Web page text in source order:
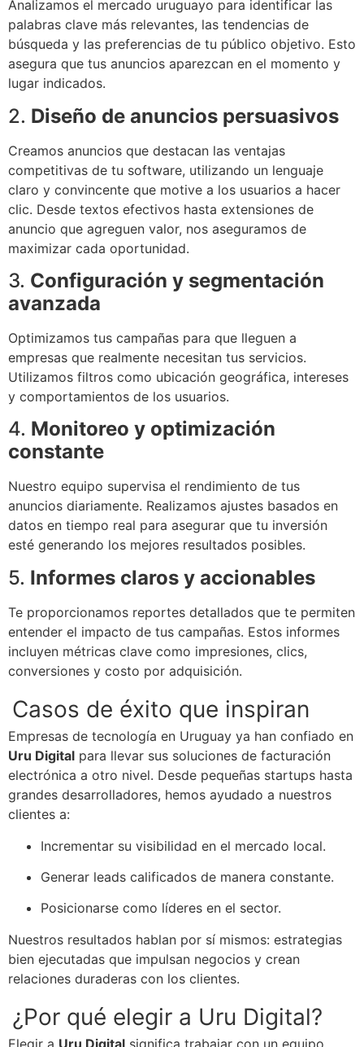
Analizamos el mercado uruguayo para identificar las
palabras clave más relevantes, las tendencias de
búsqueda y las preferencias de tu público objetivo. Esto
asegura que tus anuncios aparezcan en el momento y
lugar indicados.
2. Diseño de anuncios persuasivos
Creamos anuncios que destacan las ventajas
competitivas de tu software, utilizando un lenguaje
claro y convincente que motive a los usuarios a hacer
clic. Desde textos efectivos hasta extensiones de
anuncio que agreguen valor, nos aseguramos de
maximizar cada oportunidad.
3. Configuración y segmentación
avanzada
Optimizamos tus campañas para que lleguen a
empresas que realmente necesitan tus servicios.
Utilizamos filtros como ubicación geográfica, intereses
y comportamientos de los usuarios.
4. Monitoreo y optimización
constante
Nuestro equipo supervisa el rendimiento de tus
anuncios diariamente. Realizamos ajustes basados en
datos en tiempo real para asegurar que tu inversión
esté generando los mejores resultados posibles.
5. Informes claros y accionables
Te proporcionamos reportes detallados que te permiten
entender el impacto de tus campañas. Estos informes
incluyen métricas clave como impresiones, clics,
conversiones y costo por adquisición.
Casos de éxito que inspiran
Empresas de tecnología en Uruguay ya han confiado en
Uru Digital para llevar sus soluciones de facturación
electrónica a otro nivel. Desde pequeñas startups hasta
grandes desarrolladores, hemos ayudado a nuestros
clientes a:
Incrementar su visibilidad en el mercado local.
Generar leads calificados de manera constante.
Posicionarse como líderes en el sector.
Nuestros resultados hablan por sí mismos: estrategias
bien ejecutadas que impulsan negocios y crean
relaciones duraderas con los clientes.
¿Por qué elegir a Uru Digital?